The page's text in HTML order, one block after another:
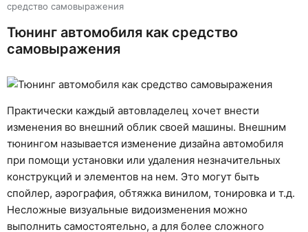
Власть
Жизнь
Общество
Рассказать новость
средство самовыражения
Тюнинг автомобиля как средство
самовыражения
Практически каждый автовладелец хочет внести
изменения во внешний облик своей машины. Внешним
тюнингом называется изменение дизайна автомобиля
при помощи установки или удаления незначительных
конструкций и элементов на нем. Это могут быть
спойлер, аэрография, обтяжка винилом, тонировка и т.д.
Несложные визуальные видоизменения можно
выполнить самостоятельно, а для более сложного